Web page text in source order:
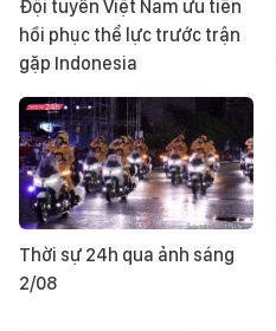
Đội tuyển Việt Nam ưu tiên
hồi phục thể lực trước trận
gặp Indonesia
Thời sự 24h qua ảnh sáng
2/08